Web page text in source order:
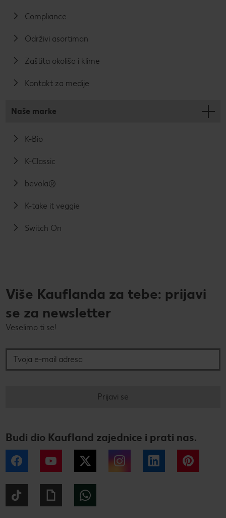
Compliance
Održivi asortiman
Zaštita okoliša i klime
Kontakt za medije
Naše marke
K-Bio
K-Classic
bevola®
K-take it veggie
Switch On
Više Kauflanda za tebe: prijavi
se za newsletter
Veselimo ti se!
Prijavi se
Budi dio Kaufland zajednice i prati nas.
Facebook YouTube Twitter Instagram LinkedIn
Giphy